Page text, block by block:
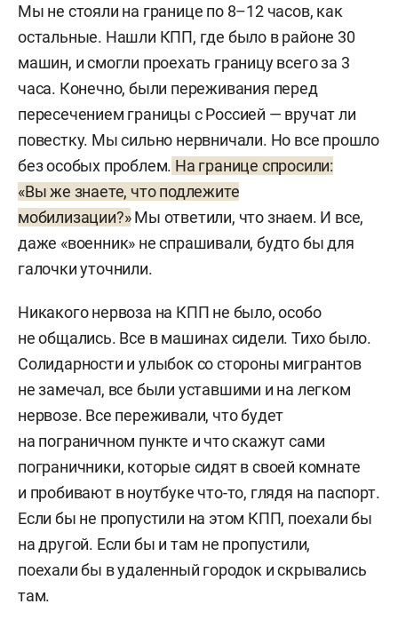
Мы не стояли на границе по 8–12 часов, как
остальные. Нашли КПП, где было в районе 30
машин, и смогли проехать границу всего за 3
часа. Конечно, были переживания перед
пересечением границы с Россией — вручат ли
повестку. Мы сильно нервничали. Но все прошло
без особых проблем. На границе спросили:
«Вы же знаете, что подлежите
мобилизации?»Мы ответили, что знаем. И все,
даже «военник» не спрашивали, будто бы для
галочки уточнили.
Никакого нервоза на КПП не было, особо
не общались. Все в машинах сидели. Тихо было.
Солидарности и улыбок со стороны мигрантов
не замечал, все были уставшими и на легком
нервозе. Все переживали, что будет
на пограничном пункте и что скажут сами
пограничники, которые сидят в своей комнате
и пробивают в ноутбуке что-то, глядя на паспорт.
Если бы не пропустили на этом КПП, поехали бы
на другой. Если бы и там не пропустили,
поехали бы в удаленный городок и скрывались
там.